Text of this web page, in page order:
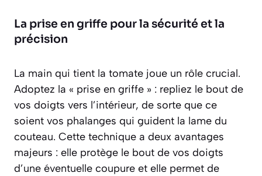
La prise en griffe pour la sécurité et la
précision
La main qui tient la tomate joue un rôle crucial.
Adoptez la « prise en griffe » : repliez le bout de
vos doigts vers l’intérieur, de sorte que ce
soient vos phalanges qui guident la lame du
couteau. Cette technique a deux avantages
majeurs : elle protège le bout de vos doigts
d’une éventuelle coupure et elle permet de